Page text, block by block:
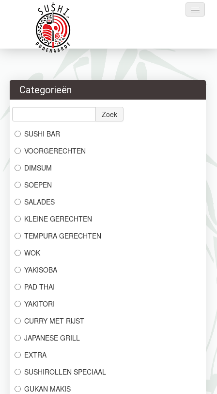
Bestellen
Reservaties
Login
Categorieën
Zoek
SUSHI BAR
VOORGERECHTEN
DIMSUM
SOEPEN
SALADES
KLEINE GERECHTEN
TEMPURA GERECHTEN
WOK
YAKISOBA
PAD THAI
YAKITORI
CURRY MET RIJST
JAPANESE GRILL
EXTRA
SUSHIROLLEN SPECIAAL
GUKAN MAKIS